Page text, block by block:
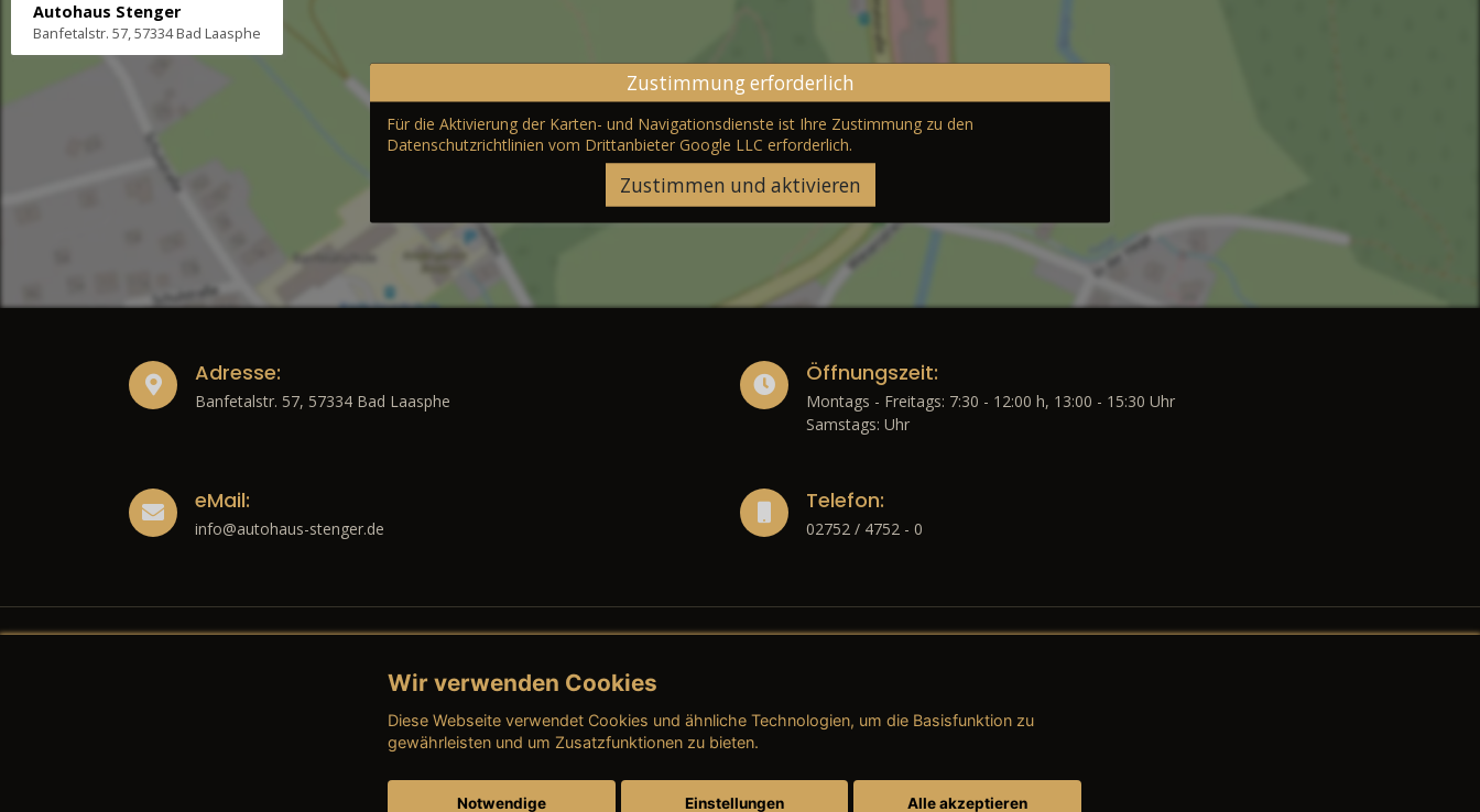
Autohaus Stenger
Banfetalstr. 57, 57334 Bad Laasphe
Zustimmung erforderlich
Für die Aktivierung der Karten- und Navigationsdienste ist Ihre Zustimmung zu den
Datenschutzrichtlinien vom Drittanbieter Google LLC erforderlich.
Zustimmen und aktivieren
Adresse:
Banfetalstr. 57, 57334 Bad Laasphe
Öffnungszeit:
Montags - Freitags: 7:30 - 12:00 h, 13:00 - 15:30 Uhr
Samstags: Uhr
eMail:
info@autohaus-stenger.de
Telefon:
02752 / 4752 - 0
Rechtliches
→ Impressum
→ AGB (Neuwagen)
→ AGB (Teile & Zubehör)
Wir verwenden Cookies
Diese Webseite verwendet Cookies und ähnliche Technologien, um die Basisfunktion zu
gewährleisten und um Zusatzfunktionen zu bieten.
Notwendige Einstellungen Alle akzeptieren